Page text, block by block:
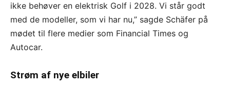
ikke behøver en elektrisk Golf i 2028. Vi står godt
med de modeller, som vi har nu,” sagde Schäfer på
mødet til flere medier som Financial Times og
Autocar.
Strøm af nye elbiler